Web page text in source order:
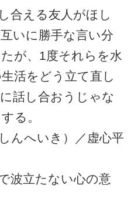
合える友人がほし
いに勝手な言い分
が、1度それらを水
活をどう立て直し
に話し合おうじゃな
る。
んへいき）／虚心平
波立たない心の意